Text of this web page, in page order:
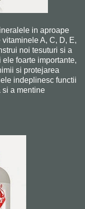
in aproape
A, C, D, E,
noi tesuturi si a
foarte importante,
si protejarea
indeplinesc functii
si a mentine